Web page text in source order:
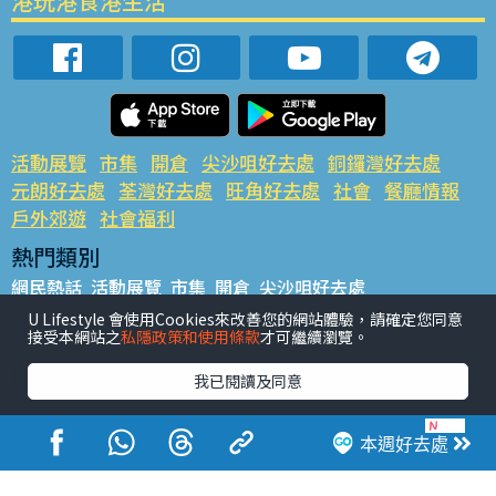
本週好去處
活動展覽 市集 開倉 尖沙咀好去處 銅鑼灣好去處
元朗好去處 荃灣好去處 旺角好去處 社會 餐廳情報
戶外郊遊 社會福利
熱門類別
網民熱話 活動展覽 市集 開倉 尖沙咀好去處
銅鑼灣好去處 元朗好去處 荃灣好去處 旺角好去處 社會
餐廳情報 戶外郊遊
熱門標籤
#UGO搵好去處 #人氣活動推介 #美食社群熱話
#親子玩樂好去處
#ULifestyle應用程式
#限時搶
#UJetso禮物放送
#ULifestyle商戶中心 #著數 #網絡熱話
U Lifestyle 會使用Cookies來改善您的網站體驗，請確定您同意
接受本網站之私隱政策和使用條款才可繼續瀏覽。
我已閱讀及同意